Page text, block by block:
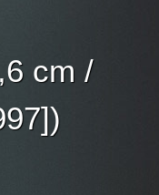
cm /